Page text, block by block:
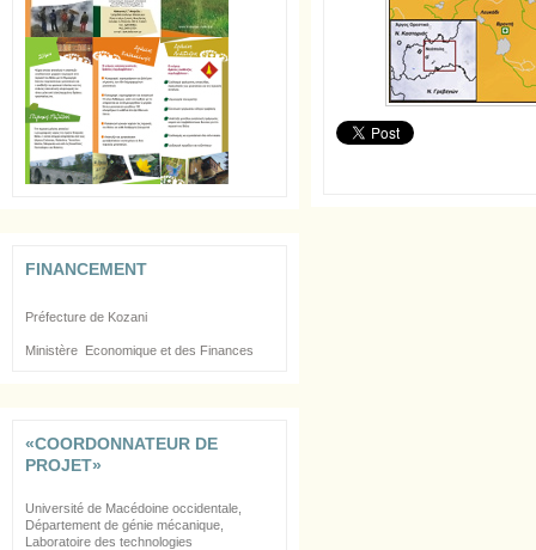
FINANCEMENT
Préfecture de Kozani
Ministère Economique et des Finances
«COORDONNATEUR DE
PROJET»
Université de Macédoine occidentale,
Département de génie mécanique,
Laboratoire des technologies